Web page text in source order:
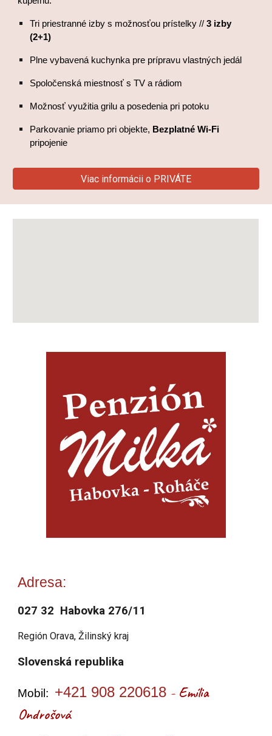
Tri priestranné izby s možnosťou prístelky //3 izby
(2+1)
Plne vybavená kuchynka pre prípravu vlastných jedál
Spoločenská miestnosť s TV a rádiom
Možnosť využitia grilu a posedenia pri potoku
Parkovanie priamo pri objekte, Bezplatné Wi-Fi
pripojenie
Viac informácii o PRIVÁTE
Adresa:
027 32 Habovka 276/11
Región Orava,Žilinský kraj
Slovenská republika
Mobil: +421 908 220618 - Emília
Ondrošová